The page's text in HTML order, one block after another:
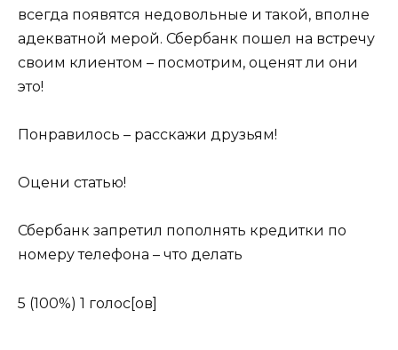
всегда появятся недовольные и такой, вполне
адекватной мерой. Сбербанк пошел на встречу
своим клиентом – посмотрим, оценят ли они
это!
Понравилось – расскажи друзьям!
Оцени статью!
Сбербанк запретил пополнять кредитки по
номеру телефона – что делать
5 (100%) 1 голос[ов]